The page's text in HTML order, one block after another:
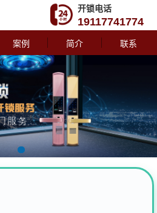
开锁电话
19117741774
案例 简介 联系